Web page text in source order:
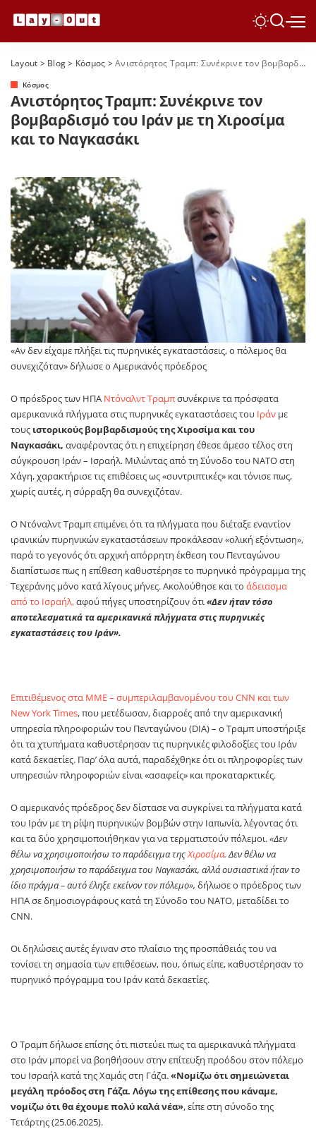
Layout > Blog> Κόσμος >Ανιστόρητος Τραμπ: Συνέκρινε τον βομβαρδισμό του Ιράν με τη Χιροσίμα και το Ναγκασάκι
Κόσμος
Ανιστόρητος Τραμπ: Συνέκρινε τον
βομβαρδισμό του Ιράν με τη Χιροσίμα
και το Ναγκασάκι
«Αν δεν είχαμε πλήξει τις πυρηνικές εγκαταστάσεις, ο πόλεμος θα
συνεχιζόταν» δήλωσε ο Αμερικανός πρόεδρος
Ο πρόεδρος των ΗΠΑ Ντόναλντ Τραμπσυνέκρινε τα πρόσφατα
αμερικανικά πλήγματα στις πυρηνικές εγκαταστάσεις του Ιράν με
τους ιστορικούς βομβαρδισμούς της Χιροσίμα και του
Ναγκασάκι, αναφέροντας ότι η επιχείρηση έθεσε άμεσο τέλος στη
σύγκρουση Ιράν – Ισραήλ. Μιλώντας από τη Σύνοδο του ΝΑΤΟ στη
Χάγη, χαρακτήρισε τις επιθέσεις ως «συντριπτικές» και τόνισε πως,
χωρίς αυτές, η σύρραξη θα συνεχιζόταν.
Ο Ντόναλντ Τραμπ επιμένει ότι τα πλήγματα που διέταξε εναντίον
ιρανικών πυρηνικών εγκαταστάσεων προκάλεσαν «ολική εξόντωση»,
παρά το γεγονός ότι αρχική απόρρητη έκθεση του Πενταγώνου
διαπίστωσε πως η επίθεση καθυστέρησε το πυρηνικό πρόγραμμα της
Τεχεράνης μόνο κατά λίγους μήνες. Ακολούθησε και το άδειασμα
από το Ισραήλ,αφού πήγες υποστηρίζουν ότι«Δεν ήταν τόσο
αποτελεσματικά τα αμερικανικά πλήγματα στις πυρηνικές
εγκαταστάσεις του Ιράν».
Επιτιθέμενος στα ΜΜΕ – συμπεριλαμβανομένου του CNN και των
New York Times, που μετέδωσαν, διαρροές από την αμερικανική
υπηρεσία πληροφοριών του Πενταγώνου (DIA) – ο Τραμπ υποστήριξε
ότι τα χτυπήματα καθυστέρησαν τις πυρηνικές φιλοδοξίες του Ιράν
κατά δεκαετίες. Παρ’ όλα αυτά, παραδέχθηκε ότι οι πληροφορίες των
υπηρεσιών πληροφοριών είναι «ασαφείς» και προκαταρκτικές.
Ο αμερικανός πρόεδρος δεν δίστασε να συγκρίνει τα πλήγματα κατά
του Ιράν με τη ρίψη πυρηνικών βομβών στην Ιαπωνία, λέγοντας ότι
και τα δύο χρησιμοποιήθηκαν για να τερματιστούν πόλεμοι.«Δεν
θέλω να χρησιμοποιήσω το παράδειγμα τηςΧιροσίμα. Δεν θέλω να
χρησιμοποιήσω το παράδειγμα του Ναγκασάκι, αλλά ουσιαστικά ήταν το
ίδιο πράγμα – αυτό έληξε εκείνον τον πόλεμο», δήλωσε ο πρόεδρος των
ΗΠΑ σε δημοσιογράφους κατά τη Σύνοδο του ΝΑΤΟ, μεταδίδει το
CNN.
Οι δηλώσεις αυτές έγιναν στο πλαίσιο της προσπάθειάς του να
τονίσει τη σημασία των επιθέσεων, που, όπως είπε, καθυστέρησαν το
πυρηνικό πρόγραμμα του Ιράν κατά δεκαετίες.
Ο Τραμπ δήλωσε επίσης ότι πιστεύει πως τα αμερικανικά πλήγματα
στο Ιράν μπορεί να βοηθήσουν στην επίτευξη προόδου στον πόλεμο
του Ισραήλ κατά της Χαμάς στη Γάζα.«Νομίζω ότι σημειώνεται
μεγάλη πρόοδος στη Γάζα. Λόγω της επίθεσης που κάναμε,
νομίζω ότι θα έχουμε πολύ καλά νέα», είπε στη σύνοδο της
Τετάρτης (25.06.2025).